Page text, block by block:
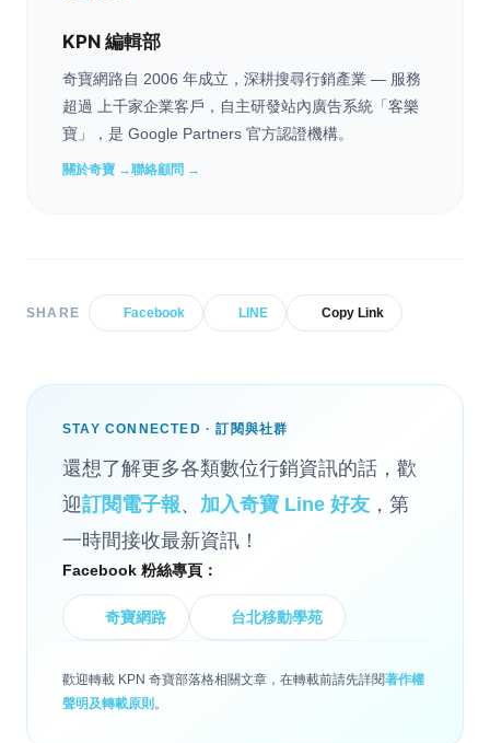
KPN 編輯部
奇寶網路自 2006 年成立，深耕搜尋行銷產業 — 服務
超過 上千家企業客戶，自主研發站內廣告系統「客樂
寶」，是 Google Partners 官方認證機構。
關於奇寶 →聯絡顧問 →
SHARE Facebook LINE Copy Link
STAY CONNECTED · 訂閱與社群
還想了解更多各類數位行銷資訊的話，歡
迎訂閱電子報、 加入奇寶 Line 好友 ，第
一時間接收最新資訊！
Facebook 粉絲專頁：
奇寶網路 台北移動學苑
歡迎轉載 KPN 奇寶部落格相關文章，在轉載前請先詳閱著作權
聲明及轉載原則 。